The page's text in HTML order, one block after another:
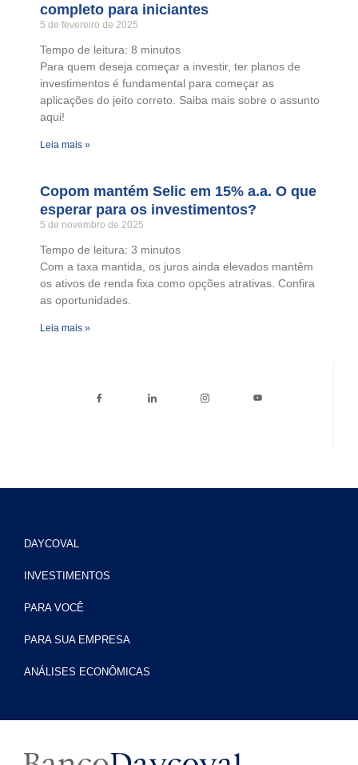
completo para iniciantes
5 de fevereiro de 2025
Tempo de leitura: 8 minutos
Para quem deseja começar a investir, ter planos de
investimentos é fundamental para começar as
aplicações do jeito correto. Saiba mais sobre o assunto
aqui!
Leia mais »
Copom mantém Selic em 15% a.a. O que
esperar para os investimentos?
5 de novembro de 2025
Tempo de leitura: 3 minutos
Com a taxa mantida, os juros ainda elevados mantêm
os ativos de renda fixa como opções atrativas. Confira
as oportunidades.
Leia mais »
DAYCOVAL
INVESTIMENTOS
PARA VOCÊ
PARA SUA EMPRESA
ANÁLISES ECONÔMICAS